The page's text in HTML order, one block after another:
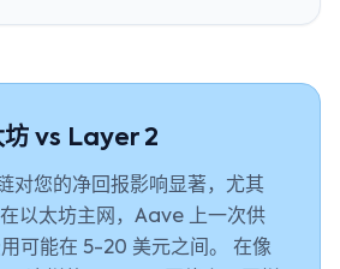
坊 vs Layer 2
对您的净回报影响显著，尤其
以太坊主网，Aave 上一次供
可能在 5-20 美元之间。 在像